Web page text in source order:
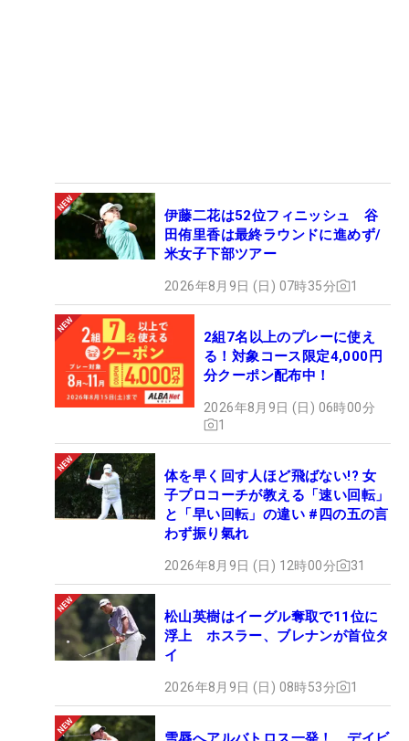
伊藤二花は52位フィニッシュ 谷
田侑里香は最終ラウンドに進めず/
米女子下部ツアー
2026年8月9日 (日) 07時35分 1
2組7名以上のプレーに使え
る！対象コース限定4,000円
分クーポン配布中！
2026年8月9日 (日) 06時00分
1
体を早く回す人ほど飛ばない!? 女
子プロコーチが教える「速い回転」
と「早い回転」の違い #四の五の言
わず振り氣れ
2026年8月9日 (日) 12時00分 31
松山英樹はイーグル奪取で11位に
浮上 ホスラー、ブレナンが首位タ
イ
2026年8月9日 (日) 08時53分 1